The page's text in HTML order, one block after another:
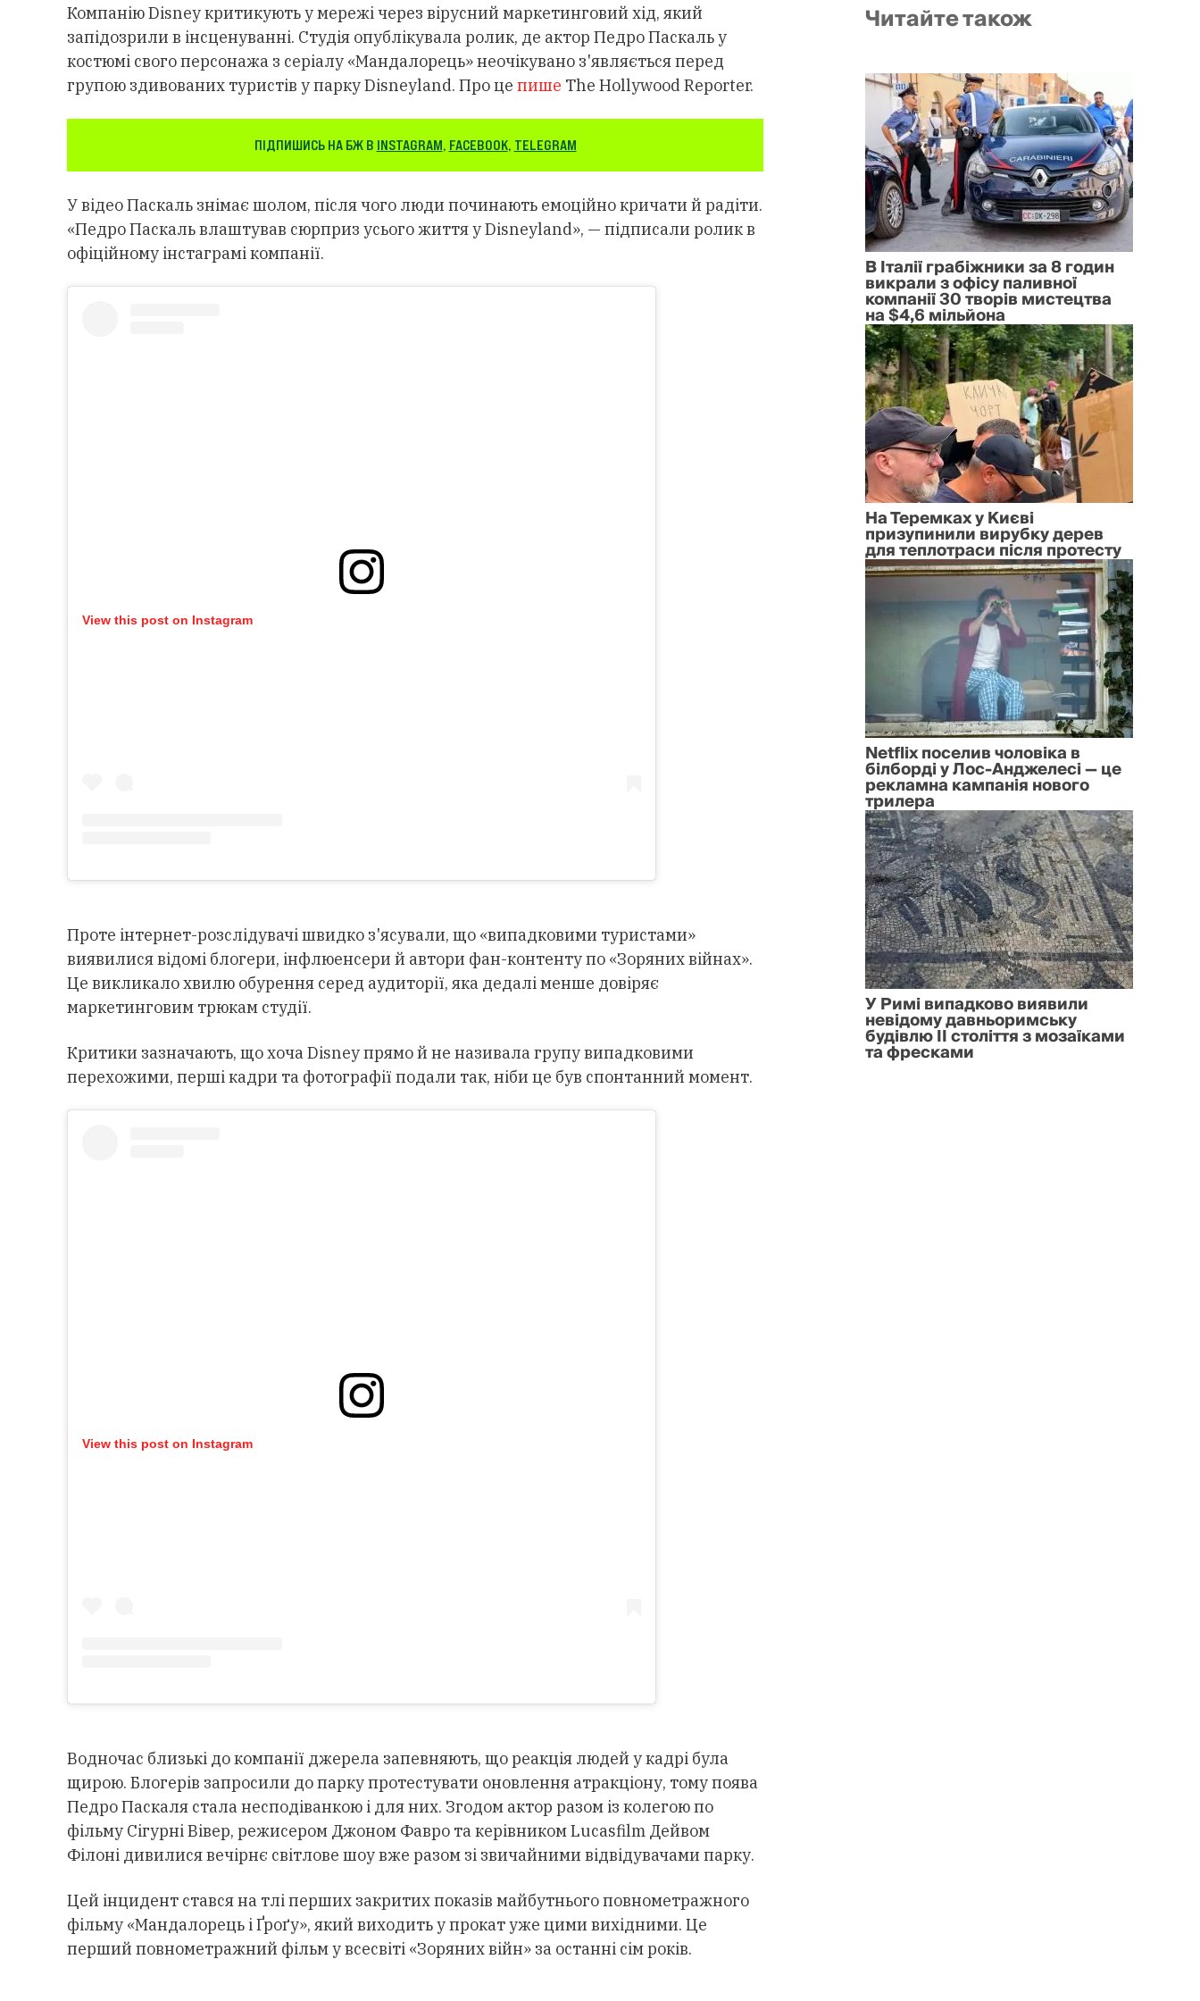
Компанію Disney критикують у мережі через вірусний маркетинговий хід, який
запідозрили в інсценуванні. Студія опублікувала ролик, де актор Педро Паскаль у
костюмі свого персонажа з серіалу «Мандалорець» неочікувано з'являється перед
групою здивованих туристів у парку Disneyland. Про це пише The Hollywood Reporter.
ПІДПИШИСЬ НА БЖ В INSTAGRAM, FACEBOOK, TELEGRAM
У відео Паскаль знімає шолом, після чого люди починають емоційно кричати й радіти.
«Педро Паскаль влаштував сюрприз усього життя у Disneyland», — підписали ролик в
офіційному інстаграмі компанії.
View this post on Instagram
Проте інтернет-розслідувачі швидко з'ясували, що «випадковими туристами»
виявилися відомі блогери, інфлюенсери й автори фан-контенту по «Зоряних війнах».
Це викликало хвилю обурення серед аудиторії, яка дедалі менше довіряє
маркетинговим трюкам студії.
Критики зазначають, що хоча Disney прямо й не називала групу випадковими
перехожими, перші кадри та фотографії подали так, ніби це був спонтанний момент.
View this post on Instagram
Водночас близькі до компанії джерела запевняють, що реакція людей у кадрі була
щирою. Блогерів запросили до парку протестувати оновлення атракціону, тому поява
Педро Паскаля стала несподіванкою і для них. Згодом актор разом із колегою по
фільму Сігурні Вівер, режисером Джоном Фавро та керівником Lucasfilm Дейвом
Філоні дивилися вечірнє світлове шоу вже разом зі звичайними відвідувачами парку.
Цей інцидент стався на тлі перших закритих показів майбутнього повнометражного
фільму «Мандалорець і Ґроґу», який виходить у прокат уже цими вихідними. Це
перший повнометражний фільм у всесвіті «Зоряних війн» за останні сім років.
Читайте також
В Італії грабіжники за 8 годин
викрали з офісу паливної
компанії 30 творів мистецтва
на $4,6 мільйона
На Теремках у Києві
призупинили вирубку дерев
для теплотраси після протесту
Netflix поселив чоловіка в
білборді у Лос-Анджелесі — це
рекламна кампанія нового
трилера
У Римі випадково виявили
невідому давньоримську
будівлю II століття з мозаїками
та фресками